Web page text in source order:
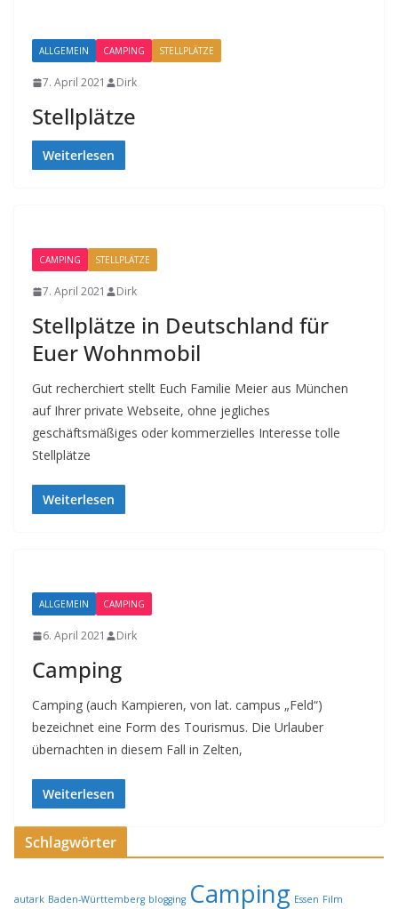
ALLGEMEIN CAMPING STELLPLÄTZE
7. April 2021 Dirk
Stellplätze
Weiterlesen
CAMPING STELLPLÄTZE
7. April 2021 Dirk
Stellplätze in Deutschland für
Euer Wohnmobil
Gut recherchiert stellt Euch Familie Meier aus München
auf Ihrer private Webseite, ohne jegliches
geschäftsmäßiges oder kommerzielles Interesse tolle
Stellplätze
Weiterlesen
ALLGEMEIN CAMPING
6. April 2021 Dirk
Camping
Camping (auch Kampieren, von lat. campus „Feld“)
bezeichnet eine Form des Tourismus. Die Urlauber
übernachten in diesem Fall in Zelten,
Weiterlesen
Schlagwörter
autark Baden-Württemberg blogging Camping Essen Film